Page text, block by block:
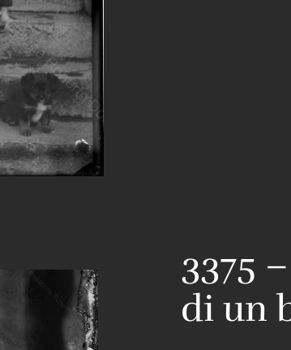
3375
di un